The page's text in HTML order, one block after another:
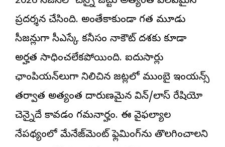
ప్రదర్శన చేసింది. అంతేకాకుండా గత మూడు
సీజన్లుగా సీఎస్కే కనీసం నాకౌట్ దశకు కూడా
అర్హత సాధించలేకపోయింది. ఐదుసార్లు
ఛాంపియన్‌లుగా నిలిచిన జట్లలో ముంబై ఇండియన్స్
తర్వాత అత్యంత దారుణమైన విన్/లాస్ రేషియో
చెన్నైదే కావడం గమనార్హం. ఈ వైఫల్యాల
నేపథ్యంలో మేనేజ్‌మెంట్ ఫ్లెమింగ్‌ను తొలగించాలని